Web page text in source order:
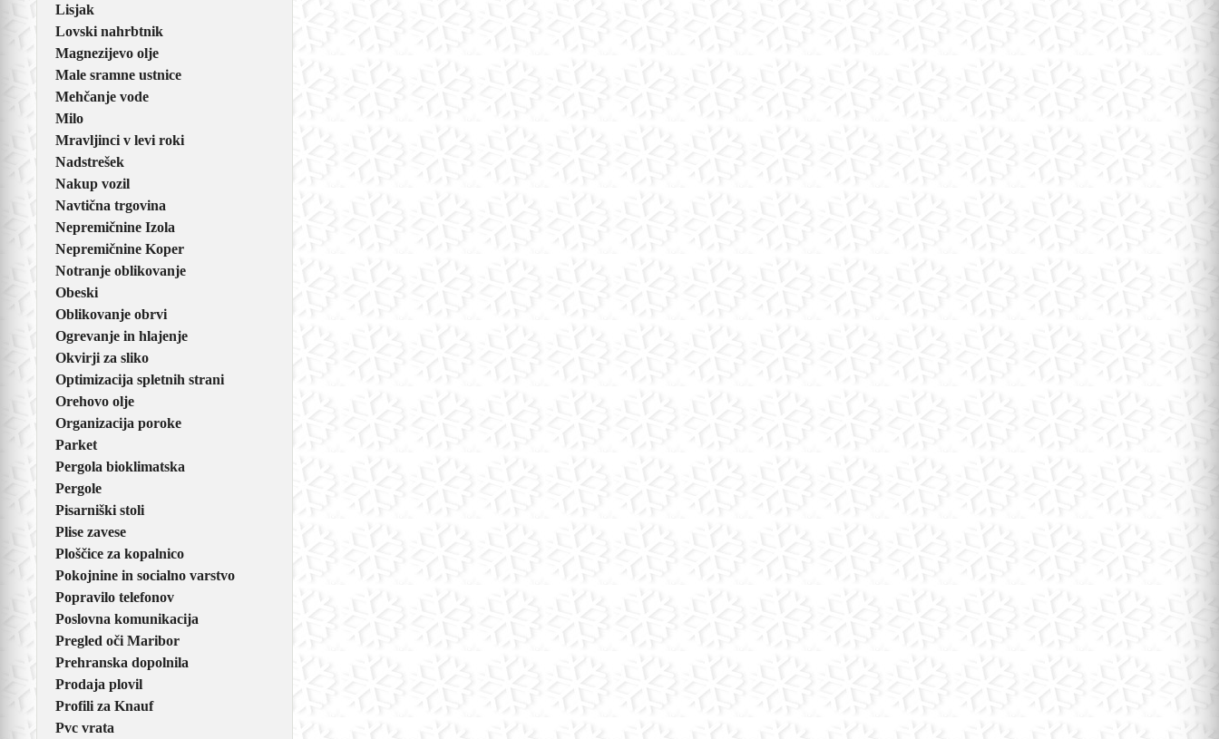
Lisjak
Lovski nahrbtnik
Magnezijevo olje
Male sramne ustnice
Mehčanje vode
Milo
Mravljinci v levi roki
Nadstrešek
Nakup vozil
Navtična trgovina
Nepremičnine Izola
Nepremičnine Koper
Notranje oblikovanje
Obeski
Oblikovanje obrvi
Ogrevanje in hlajenje
Okvirji za sliko
Optimizacija spletnih strani
Orehovo olje
Organizacija poroke
Parket
Pergola bioklimatska
Pergole
Pisarniški stoli
Plise zavese
Ploščice za kopalnico
Pokojnine in socialno varstvo
Popravilo telefonov
Poslovna komunikacija
Pregled oči Maribor
Prehranska dopolnila
Prodaja plovil
Profili za Knauf
Pvc vrata